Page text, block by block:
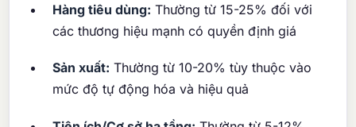
Hàng tiêu dùng: Thường từ 15-25% đối với
các thương hiệu mạnh có quyền định giá
Sản xuất: Thường từ 10-20% tùy thuộc vào
mức độ tự động hóa và hiệu quả